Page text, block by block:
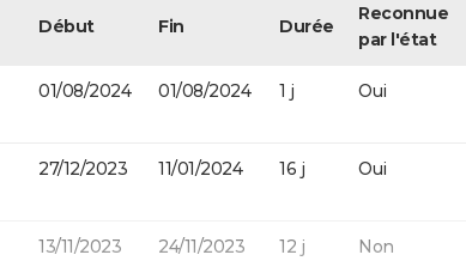
Début Fin Durée
Reconnue
par l'état
01/08/2024 01/08/2024 1 j Oui
27/12/2023 11/01/2024 16 j Oui
13/11/2023 24/11/2023 12 j Non